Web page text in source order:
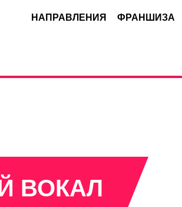
ФРАНШИЗА
НАПРАВЛЕНИЯ
ВОКАЛ